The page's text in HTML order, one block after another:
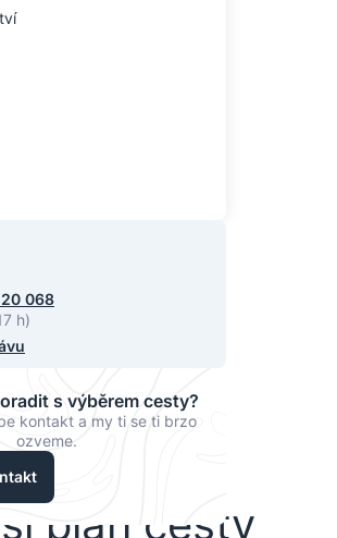
068
h)
s výběrem cesty?
kontakt a my ti se ti brzo
ozveme.
plán cesty